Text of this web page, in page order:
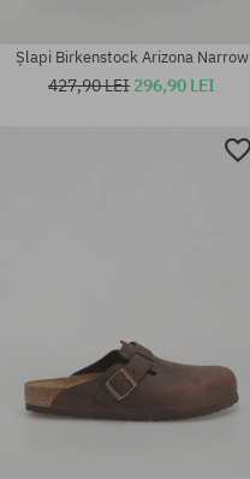
Șlapi Birkenstock Arizona Narrow
427,90 LEI 296,90 LEI